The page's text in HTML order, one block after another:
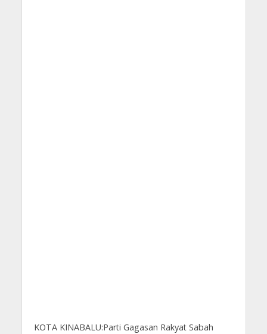
KOTA KINABALU:Parti Gagasan Rakyat Sabah